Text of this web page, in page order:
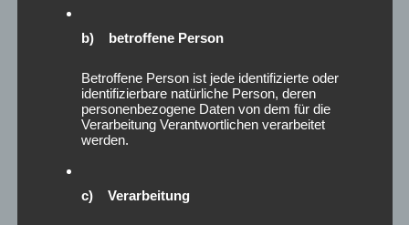
Wie lässt sich Gesundheitsförderung ganzheitlich gestalten
– und gleichzeitig Gemeinschaft stärken?
Dieses Wochenende hatte die Antwort parat: Mit einem
Strategietag zur Verknüpfung bisheriger Vereinsangebote
mit unserem aktuellen Projekt„Mein Nachbar, der Sportverein
– Muskeln für Alle“beim TSV Victoria Linden 🦓 trafen sich
Wissenschaftlich fundiert, mit Herz und Hirn, und immer
b) betroffene Person
Betroffene Person ist jede identifizierte oder
identifizierbare natürliche Person, deren
personenbezogene Daten von dem für die
Verarbeitung Verantwortlichen verarbeitet
werden.
c) Verarbeitung